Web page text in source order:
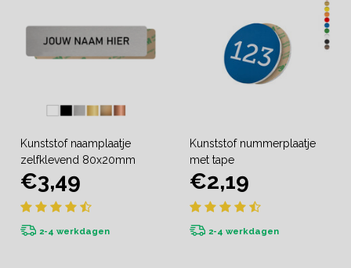
Kunststof naamplaatje
zelfklevend 80x20mm
€3,49
2-4 werkdagen
Kunststof nummerplaatje
met tape
€2,19
2-4 werkdagen